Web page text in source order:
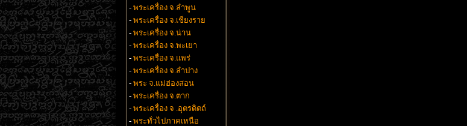
- พระเครื่อง จ.ลำพูน
- พระเครื่อง จ.เชียงราย
- พระเครื่อง จ.น่าน
- พระเครื่อง จ.พะเยา
- พระเครื่อง จ.แพร่
- พระเครื่อง จ.ลำปาง
- พระ จ.แม่ฮ่องสอน
- พระเครื่อง จ.ตาก
- พระเครื่อง จ .อุตรดิตถ์
- พระทั่วไปภาคเหนือ